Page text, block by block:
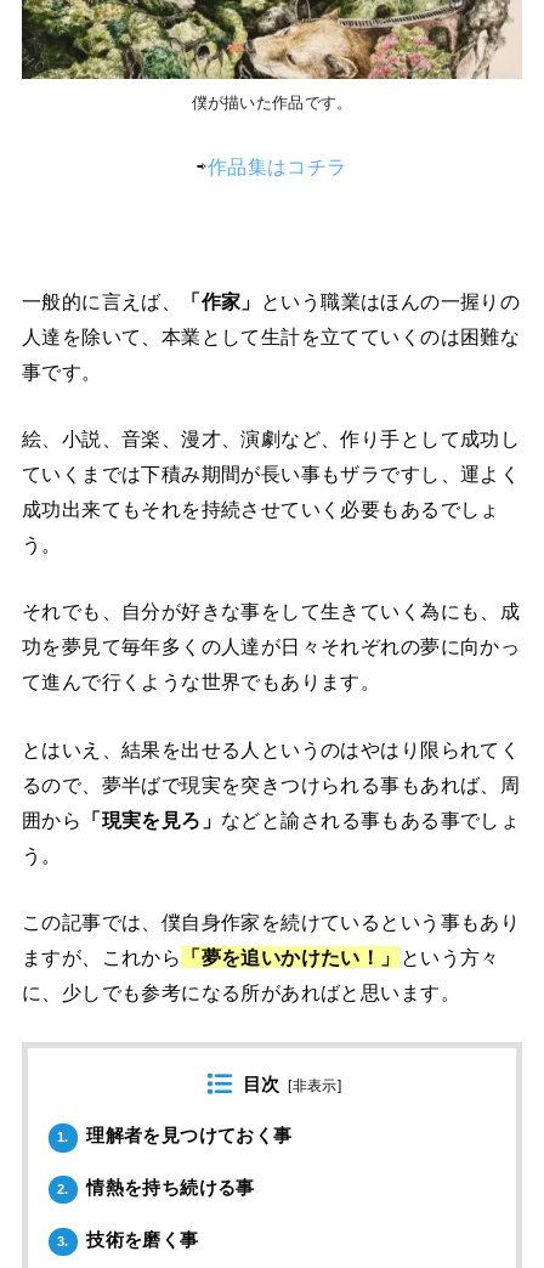
僕が描いた作品です。
⇨作品集はコチラ
一般的に言えば、 「作家」
という職業はほんの一握りの
人達を除いて、本業として生計を立てていくのは困難な
事です。
絵、小説、音楽、漫才、演劇など、作り手として成功し
ていくまでは下積み期間が長い事もザラですし、運よく
成功出来てもそれを持続させていく必要もあるでしょ
う。
それでも、自分が好きな事をして生きていく為にも、成
功を夢見て毎年多くの人達が日々それぞれの夢に向かっ
て進んで行くような世界でもあります。
とはいえ、結果を出せる人というのはやはり限られてく
るので、夢半ばで現実を突きつけられる事もあれば、周
囲から
「現実を見ろ」 などと諭される事もある事でしょ
う。
この記事では、僕自身作家を続けているという事もあり
ますが、これから
「夢を追いかけたい！」
という方々
に、少しでも参考になる所があればと思います。
目次 [非表示]
1. 理解者を見つけておく事
2. 情熱を持ち続ける事
3. 技術を磨く事